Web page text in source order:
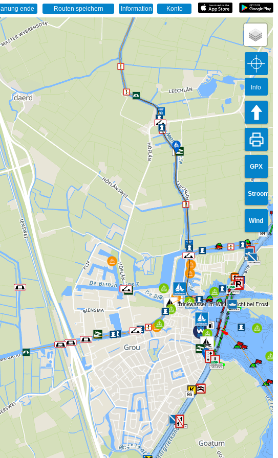
GPX
Stroom
Wind
84
86
Trinkwasser im Winter, nicht bei Frost.
Info